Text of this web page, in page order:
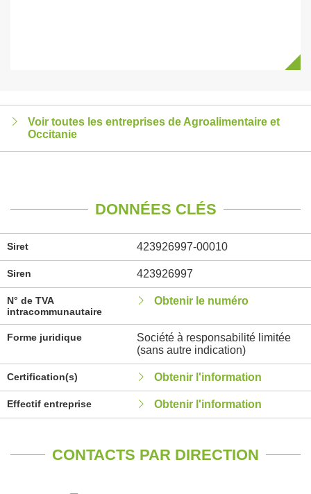
Voir toutes les entreprises de Agroalimentaire et
Occitanie
DONNÉES CLÉS
Siret 423926997-00010
Siren 423926997
N° de TVA
intracommunautaire
Obtenir le numéro
Forme juridique
Société à responsabilité limitée
(sans autre indication)
Certification(s) Obtenir l'information
Effectif entreprise Obtenir l'information
CONTACTS PAR DIRECTION